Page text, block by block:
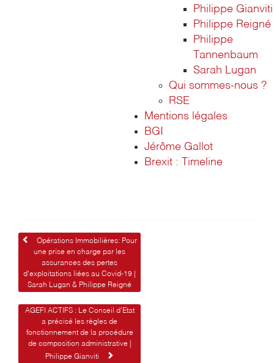
Philippe Gianviti
Philippe Reigné
Philippe
Tannenbaum
Sarah Lugan
Qui sommes-nous ?
RSE
Mentions légales
BGI
Jérôme Gallot
Brexit : Timeline
Navigation
l’article
Opérations Immobilières: Pour
une prise en charge par les
assurances des pertes
d’exploitations liées au Covid-19 |
Sarah Lugan & Philippe Reigné
AGEFI ACTIFS : Le Conseil d’Etat
a précisé les règles de
fonctionnement de la procédure
de composition administrative |
Philippe Gianviti